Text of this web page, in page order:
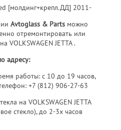
[молдинг+крепл.ДД] 2011-
Avtoglass & Parts можно
отремонтировать или
VOLKSWAGEN JETTA .
адресу:
работы: с 10 до 19 часов,
+7 (812) 906-27-63
на VOLKSWAGEN JETTA
стекло), до 2-3х часов